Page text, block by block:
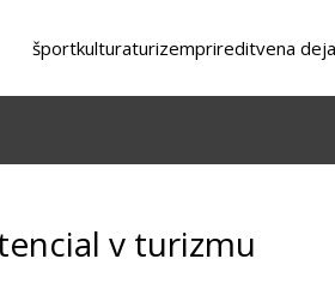
športkulturaturizemprireditvena
v turizmu